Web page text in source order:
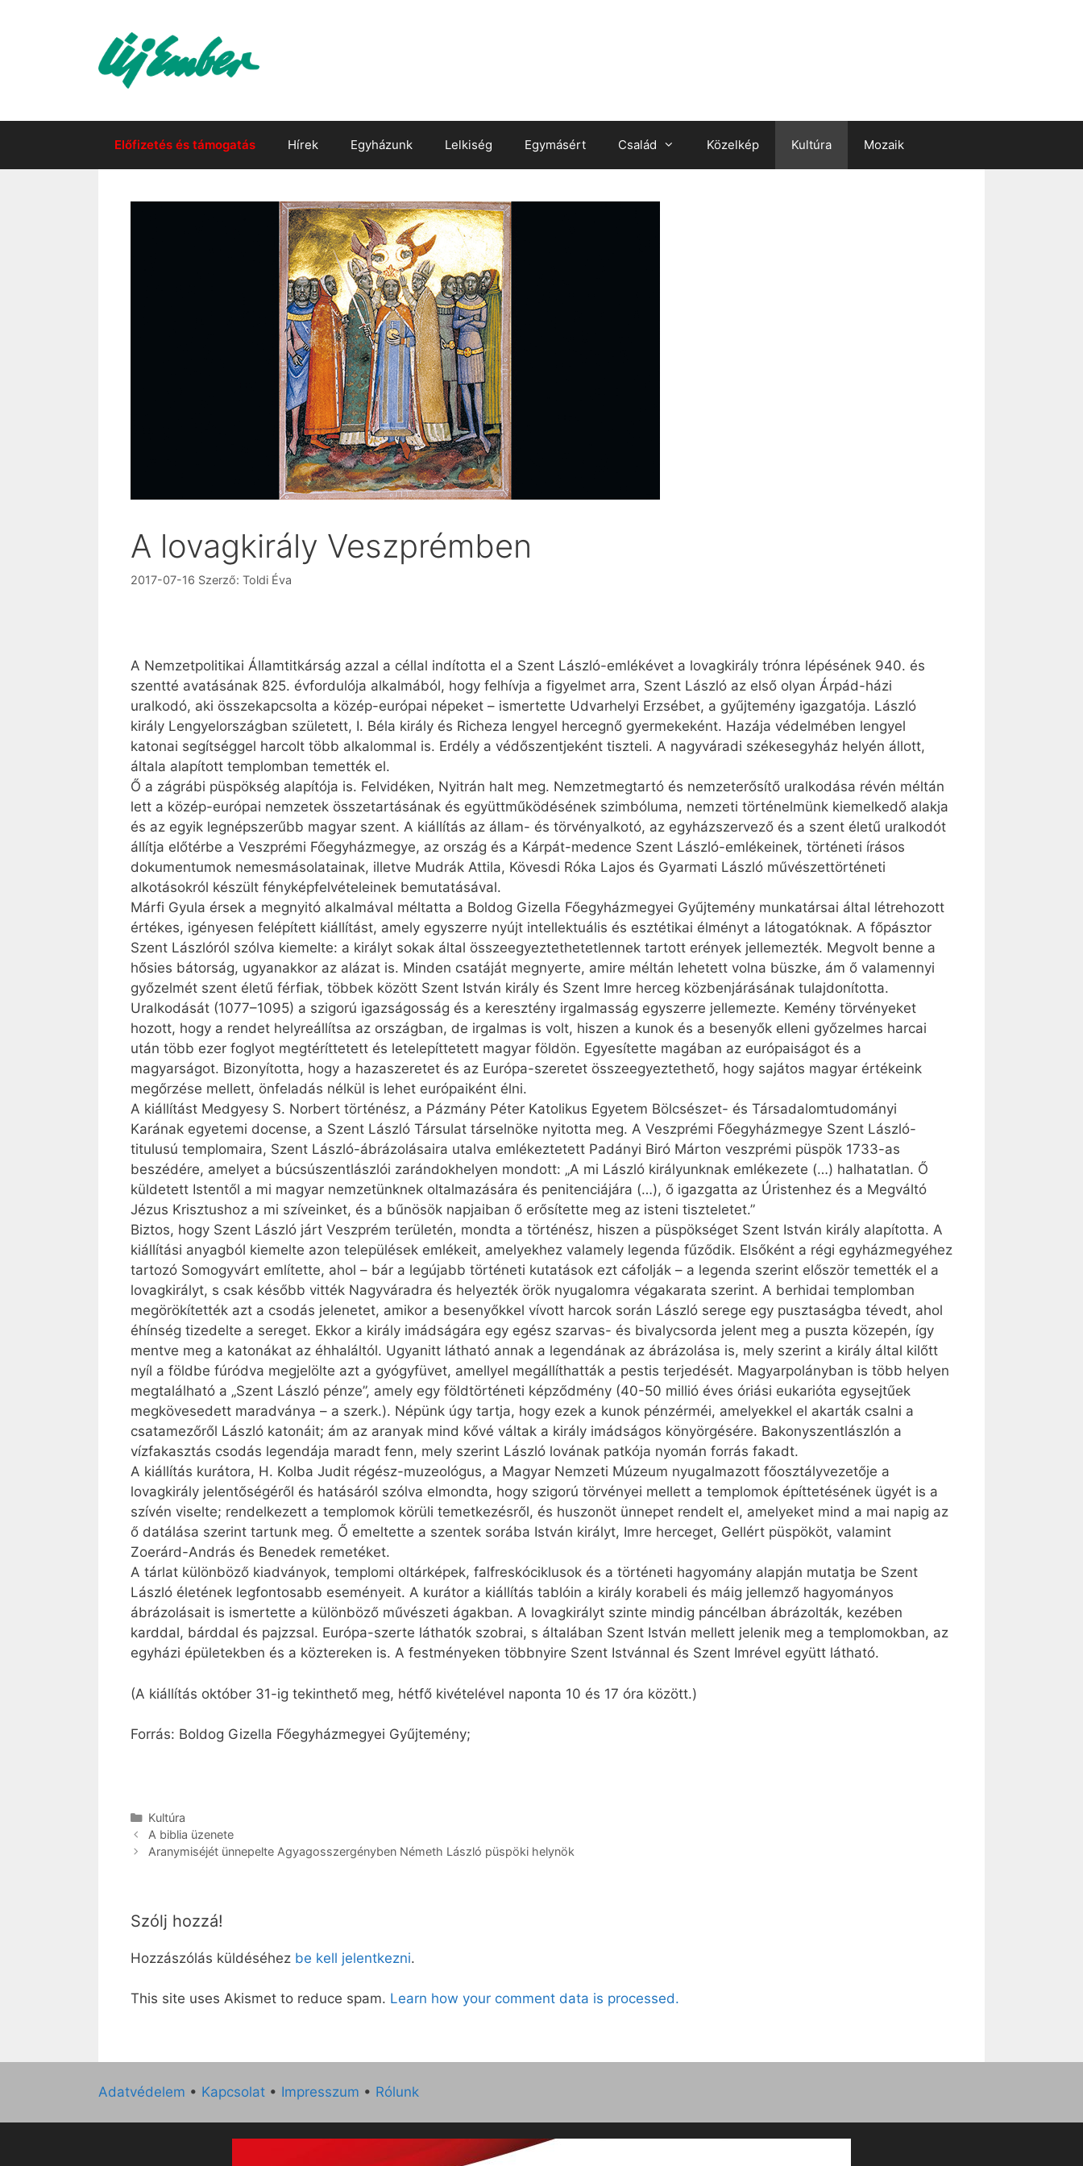
Előfizetés és támogatás Hírek Egyházunk Lelkiség Egymásért Család Közelkép Kultúra Mozaik
A lovagkirály Veszprémben
2017-07-16 Szerző: Toldi Éva
A Nemzetpolitikai Államtitkárság azzal a céllal indította el a Szent László-emlékévet a lovagkirály trónra lépésének 940. és
szentté avatásának 825. évfordulója alkalmából, hogy felhívja a figyelmet arra, Szent László az első olyan Árpád-házi
uralkodó, aki összekapcsolta a közép-európai népeket – ismertette Udvarhelyi Erzsébet, a gyűjtemény igazgatója. László
király Lengyelországban született, I. Béla király és Richeza lengyel hercegnő gyermekeként. Hazája védelmében lengyel
katonai segítséggel harcolt több alkalommal is. Erdély a védőszentjeként tiszteli. A nagyváradi székesegyház helyén állott,
általa alapított templomban temették el.
Ő a zágrábi püspökség alapítója is. Felvidéken, Nyitrán halt meg. Nemzetmegtartó és nemzeterősítő uralkodása révén méltán
lett a közép-európai nemzetek összetartásának és együttműködésének szimbóluma, nemzeti történelmünk kiemelkedő alakja
és az egyik legnépszerűbb magyar szent. A kiállítás az állam- és törvényalkotó, az egyházszervező és a szent életű uralkodót
állítja előtérbe a Veszprémi Főegyházmegye, az ország és a Kárpát-medence Szent László-emlékeinek, történeti írásos
dokumentumok nemesmásolatainak, illetve Mudrák Attila, Kövesdi Róka Lajos és Gyarmati László művészettörténeti
alkotásokról készült fényképfelvételeinek bemutatásával.
Márfi Gyula érsek a megnyitó alkalmával méltatta a Boldog Gizella Főegyházmegyei Gyűjtemény munkatársai által létrehozott
értékes, igényesen felépített kiállítást, amely egyszerre nyújt intellektuális és esztétikai élményt a látogatóknak. A főpásztor
Szent Lászlóról szólva kiemelte: a királyt sokak által összeegyeztethetetlennek tartott erények jellemezték. Megvolt benne a
hősies bátorság, ugyanakkor az alázat is. Minden csatáját megnyerte, amire méltán lehetett volna büszke, ám ő valamennyi
győzelmét szent életű férfiak, többek között Szent István király és Szent Imre herceg közbenjárásának tulajdonította.
Uralkodását (1077–1095) a szigorú igazságosság és a keresztény irgalmasság egyszerre jellemezte. Kemény törvényeket
hozott, hogy a rendet helyreállítsa az országban, de irgalmas is volt, hiszen a kunok és a besenyők elleni győzelmes harcai
után több ezer foglyot megtéríttetett és letelepíttetett magyar földön. Egyesítette magában az európaiságot és a
magyarságot. Bizonyította, hogy a hazaszeretet és az Európa-szeretet összeegyeztethető, hogy sajátos magyar értékeink
megőrzése mellett, önfeladás nélkül is lehet európaiként élni.
A kiállítást Medgyesy S. Norbert történész, a Pázmány Péter Katolikus Egyetem Bölcsészet- és Társadalomtudományi
Karának egyetemi docense, a Szent László Társulat társelnöke nyitotta meg. A Veszprémi Főegyházmegye Szent László-
titulusú templomaira, Szent László-ábrázolásaira utalva emlékeztetett Padányi Biró Márton veszprémi püspök 1733-as
beszédére, amelyet a bú­csú­szentlászlói zarándokhelyen mondott: „A mi László királyunknak emlékezete (…) halhatatlan. Ő
küldetett Istentől a mi magyar nemzetünknek oltalmazására és penitenciájára (…), ő igazgatta az Úristenhez és a Megváltó
Jézus Krisztushoz a mi szíveinket, és a bűnösök napjaiban ő erősítette meg az isteni tiszteletet.”
Biztos, hogy Szent László járt Veszprém területén, mondta a történész, hiszen a püspökséget Szent István király alapította. A
kiállítási anyagból kiemelte azon települések emlékeit, amelyekhez valamely legenda fűződik. Elsőként a régi egyházmegyéhez
tartozó Somogyvárt említette, ahol – bár a legújabb történeti kutatások ezt cáfolják – a legenda szerint először temették el a
lovagkirályt, s csak később vitték Nagyváradra és helyezték örök nyugalomra végakarata szerint. A berhidai templomban
megörökítették azt a csodás jelenetet, amikor a besenyőkkel vívott harcok során László serege egy pusztaságba tévedt, ahol
éhínség tizedelte a sereget. Ekkor a király imádságára egy egész szarvas- és bivalycsorda jelent meg a puszta közepén, így
mentve meg a katonákat az éhhaláltól. Ugyanitt látható annak a legendának az ábrázolása is, mely szerint a király által kilőtt
nyíl a földbe fúródva megjelölte azt a gyógyfüvet, amellyel megállíthatták a pestis terjedését. Magyarpolányban is több helyen
megtalálható a „Szent László pénze”, amely egy földtörténeti képződmény (40-50 millió éves óriási eukarióta egysejtűek
megkövesedett maradványa – a szerk.). Népünk úgy tartja, hogy ezek a kunok pénzérméi, amelyekkel el akarták csalni a
csatamezőről László katonáit; ám az aranyak mind kővé váltak a király imádságos könyörgésére. Bakonyszentlászlón a
vízfakasztás csodás legendája maradt fenn, mely szerint László lovának patkója nyomán forrás fakadt.
A kiállítás kurátora, H. Kolba Judit régész-muzeológus, a Magyar Nemzeti Múzeum nyugalmazott főosztályvezetője a
lovagkirály jelentőségéről és hatásáról szólva elmondta, hogy szigorú törvényei mellett a templomok építtetésének ügyét is a
szívén viselte; rendelkezett a templomok körüli temetkezésről, és huszonöt ünnepet rendelt el, amelyeket mind a mai napig az
ő datálása szerint tartunk meg. Ő emeltette a szentek sorába István királyt, Imre herceget, Gellért püspököt, valamint
Zoerárd-András és Benedek remetéket.
A tárlat különböző kiadványok, templomi oltárképek, falfreskóciklusok és a történeti hagyomány alapján mutatja be Szent
László életének legfontosabb eseményeit. A kurátor a kiállítás tablóin a király korabeli és máig jellemző hagyományos
ábrázolásait is ismertette a különböző művészeti ágakban. A lovagkirályt szinte mindig páncélban ábrázolták, kezében
karddal, bárddal és pajzzsal. Európa-szerte láthatók szobrai, s általában Szent István mellett jelenik meg a templomokban, az
egyházi épületekben és a köztereken is. A festményeken többnyire Szent Istvánnal és Szent Imrével együtt látható.
(A kiállítás október 31-ig tekinthető meg, hétfő kivételével naponta 10 és 17 óra között.)
Forrás: Boldog Gizella Főegyházmegyei Gyűjtemény;
Kategória
Kultúra
A biblia üzenete
Aranymiséjét ünnepelte Agyagosszergényben Németh László püspöki helynök
Szólj hozzá!
Hozzászólás küldéséhez be kell jelentkezni.
This site uses Akismet to reduce spam. Learn how your comment data is processed.
Adatvédelem • Kapcsolat • Impresszum • Rólunk